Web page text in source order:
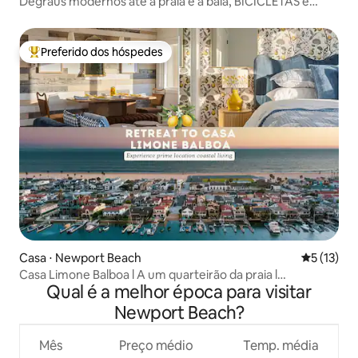
Entre os melhores preferidos dos hóspedes
Preferido dos hóspedes
Casa ⋅ Newport Beach 5 de uma
5 (13)
Casa Limone Balboa l A um quarteirão da praia l
Estacionamento
Qual é a melhor época para visitar
Newport Beach?
Mês Preço médio Temp. média